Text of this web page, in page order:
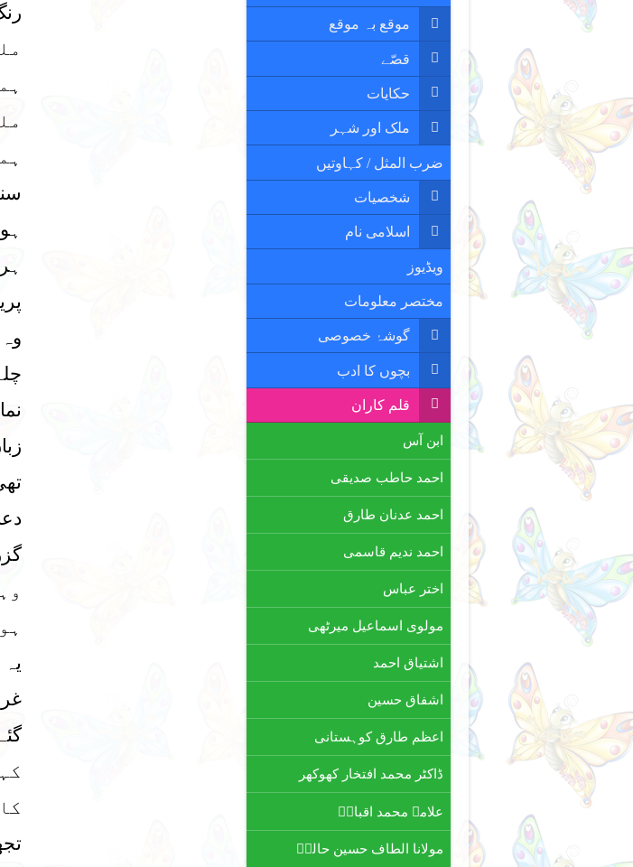
وہ
موقع بہ موقع
قصّے
حکایات
ملک اور شہر
ضرب المثل / کہاوتیں
شخصیات
اسلامی نام
ویڈیوز
مختصر معلومات
گوشۂ خصوصی
بچوں کا ادب
قلم کاران
ابن آس
احمد حاطب صدیقی
احمد عدنان طارق
احمد ندیم قاسمی
اختر عباس
مولوی اسماعیل میرٹھی
اشتیاق احمد
اشفاق حسین
اعظم طارق کوہستانی
ڈاکٹر محمد افتخار کھوکھر
علامہ محمد اقبالؒ
مولانا الطاف حسین حالیؔ